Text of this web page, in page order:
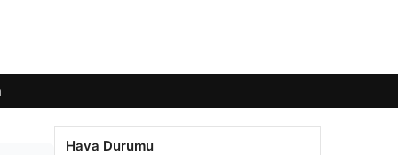
Hava Durumu